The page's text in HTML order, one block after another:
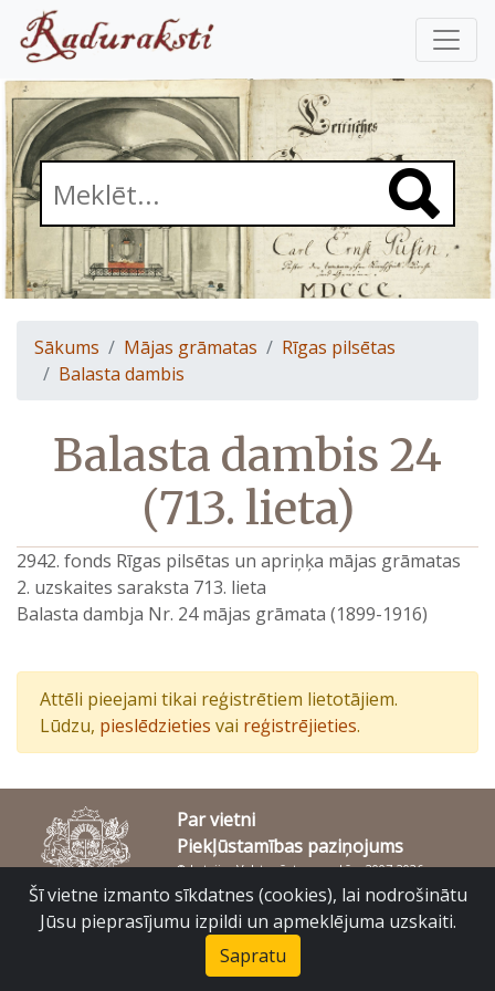
Sākums Mājas grāmatas
Rīgas pilsētas
Balasta dambis
Balasta dambis 24
(713. lieta)
2942. fonds Rīgas pilsētas un apriņķa mājas grāmatas
2. uzskaites saraksta 713. lieta
Balasta dambja Nr. 24 mājas grāmata (1899-1916)
Attēli pieejami tikai reģistrētiem lietotājiem.
Lūdzu, pieslēdzieties vai reģistrējieties.
Par vietni
Piekļūstamības paziņojums
© Latvijas Valsts vēstures arhīvs 2007-2026
Slokas iela 16, Rīga, LV – 1048
Šī vietne izmanto sīkdatnes (cookies), lai nodrošinātu
Jūsu pieprasījumu izpildi un apmeklējuma uzskaiti.
Sapratu